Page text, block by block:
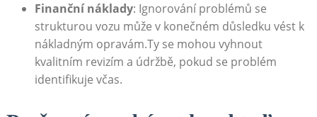
Finanční náklady: Ignorování ⁤problémů se
strukturou vozu může v konečném důsledku vést k
nákladným opravám.Ty se mohou vyhnout
kvalitním revizím a údržbě, pokud se problém
identifikuje včas.